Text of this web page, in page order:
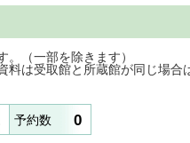
（一部を除きます）
料は受取館と所蔵館が同じ場合
予約数 0